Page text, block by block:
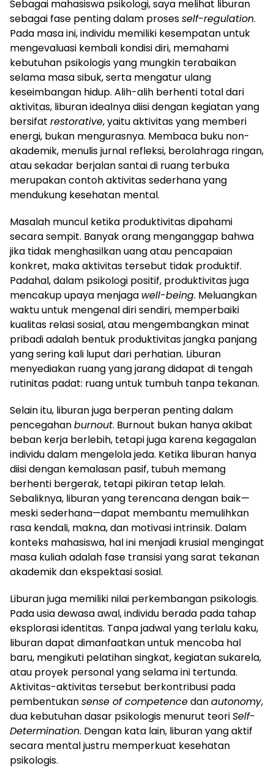
Sebagai mahasiswa psikologi, saya melihat liburan
sebagai fase penting dalam prosesself-regulation.
Pada masa ini, individu memiliki kesempatan untuk
mengevaluasi kembali kondisi diri, memahami
kebutuhan psikologis yang mungkin terabaikan
selama masa sibuk, serta mengatur ulang
keseimbangan hidup. Alih-alih berhenti total dari
aktivitas, liburan idealnya diisi dengan kegiatan yang
bersifat restorative, yaitu aktivitas yang memberi
energi, bukan mengurasnya. Membaca buku non-
akademik, menulis jurnal refleksi, berolahraga ringan,
atau sekadar berjalan santai di ruang terbuka
merupakan contoh aktivitas sederhana yang
mendukung kesehatan mental.
Masalah muncul ketika produktivitas dipahami
secara sempit. Banyak orang menganggap bahwa
jika tidak menghasilkan uang atau pencapaian
konkret, maka aktivitas tersebut tidak produktif.
Padahal, dalam psikologi positif, produktivitas juga
mencakup upaya menjaga well-being. Meluangkan
waktu untuk mengenal diri sendiri, memperbaiki
kualitas relasi sosial, atau mengembangkan minat
pribadi adalah bentuk produktivitas jangka panjang
yang sering kali luput dari perhatian. Liburan
menyediakan ruang yang jarang didapat di tengah
rutinitas padat: ruang untuk tumbuh tanpa tekanan.
Selain itu, liburan juga berperan penting dalam
pencegahanburnout. Burnout bukan hanya akibat
beban kerja berlebih, tetapi juga karena kegagalan
individu dalam mengelola jeda. Ketika liburan hanya
diisi dengan kemalasan pasif, tubuh memang
berhenti bergerak, tetapi pikiran tetap lelah.
Sebaliknya, liburan yang terencana dengan baik—
meski sederhana—dapat membantu memulihkan
rasa kendali, makna, dan motivasi intrinsik. Dalam
konteks mahasiswa, hal ini menjadi krusial mengingat
masa kuliah adalah fase transisi yang sarat tekanan
akademik dan ekspektasi sosial.
Liburan juga memiliki nilai perkembangan psikologis.
Pada usia dewasa awal, individu berada pada tahap
eksplorasi identitas. Tanpa jadwal yang terlalu kaku,
liburan dapat dimanfaatkan untuk mencoba hal
baru, mengikuti pelatihan singkat, kegiatan sukarela,
atau proyek personal yang selama ini tertunda.
Aktivitas-aktivitas tersebut berkontribusi pada
pembentukansense of competencedanautonomy,
dua kebutuhan dasar psikologis menurut teoriSelf-
Determination. Dengan kata lain, liburan yang aktif
secara mental justru memperkuat kesehatan
psikologis.